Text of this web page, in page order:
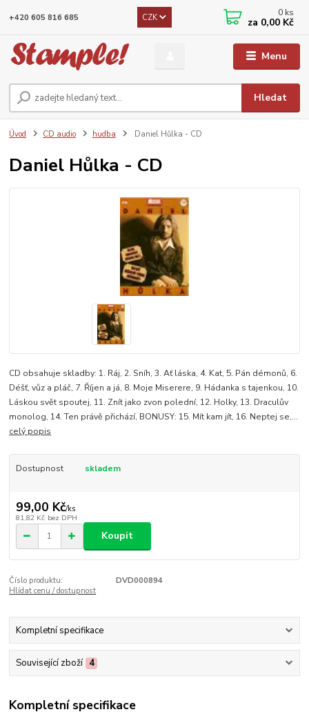
Menu
CZK
Hledat
+420 605 816 685 0 ks
za 0,00 Kč
Úvod CD audio hudba Daniel Hůlka - CD
Daniel Hůlka - CD
CD obsahuje skladby: 1. Ráj, 2. Sníh, 3. Ať láska, 4. Kat, 5. Pán démonů, 6.
Déšť, vůz a pláč, 7. Říjen a já, 8. Moje Miserere, 9. Hádanka s tajenkou, 10.
Láskou svět spoutej, 11. Znít jako zvon polední, 12. Holky, 13. Draculův
monolog, 14. Ten právě přichází, BONUSY: 15. Mít kam jít, 16. Neptej se,...
celý popis
Dostupnost skladem
99,00 Kč/ks
81,82 Kč bez DPH
Koupit
Číslo produktu:
DVD000894
Hlídat cenu / dostupnost
Kompletní specifikace
Související zboží 4
Kompletní specifikace